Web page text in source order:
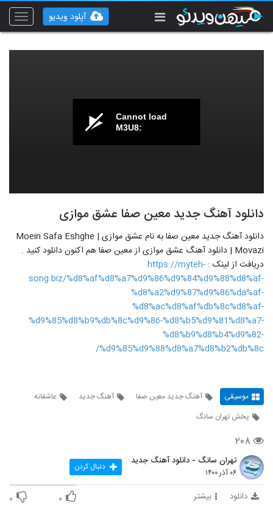
Toggle
آپلود ویدیو
Cannot load
M3U8:
دانلود آهنگ جدید معین صفا عشق موازی
دانلود آهنگ جدید معین صفا به نام عشق موازی | Moein Safa Eshghe
Movazi | دانلود آهنگ عشق موازی از معین صفا هم اکنون دانلود کنید .
دریافت از لینک : https://myteh-
song.biz/%d8%af%d8%a7%d9%86%d9%84%d9%88%d8%af-
%d8%a2%d9%87%d9%86%da%af-
%d8%ac%d8%af%db%8c%d8%af-
%d9%85%d8%b9%db%8c%d9%86-%d8%b5%d9%81%d8%a7-
%d8%b9%d8%b4%d9%82-
%d9%85%d9%88%d8%a7%d8%b2%db%8c/
موسیقی آهنگ جدید معین صفا آهنگ جدید
عاشقانه
پخش تهران سانگ
۲۰۸
تهران سانگ - دانلود آهنگ جدید
۰۶ آذر ۱۴۰۰ دنبال کردن
دانلود بیشتر ۰ ۰